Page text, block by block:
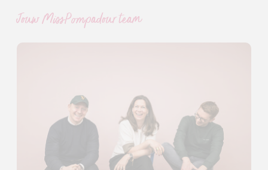
Jouw MissPompadour team